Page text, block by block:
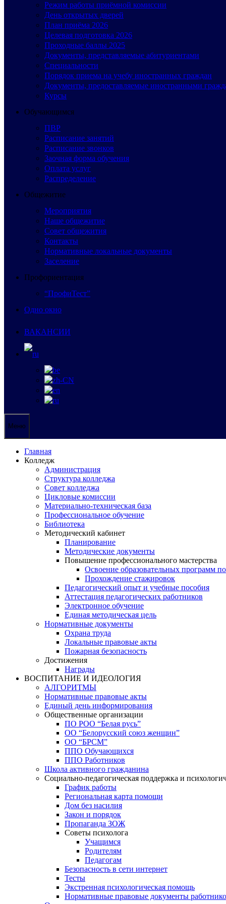
Режим работы приёмной комиссии
День открытых дверей
План приёма 2026
Целевая подготовка 2026
Проходные баллы 2025
Документы, представляемые абитуриентами
Специальности
Порядок приема на учебу иностранных граждан
Документы, предоставляемые иностранными
Курсы
Обучающимся
ПВР
Расписание занятий
Расписание звонков
Заочная форма обучения
Оплата услуг
Распределение
Общежитие
Мероприятия
Наше общежитие
Совет общежития
Контакты
Нормативные локальные документы
Заселение
Профориентация
“ПрофиТест”
Одно окно
ВАКАНСИИ
Меню
Главная
Колледж
Администрация
Структура колледжа
Совет колледжа
Цикловые комиссии
Материально-техническая база
Профессиональное обучение
Библиотека
Методический кабинет
Планирование
Методические документы
Повышение профессионального мастерства
Освоение образовательных программ
Прохождение стажировок
Педагогический опыт и учебные пособия
Аттестация педагогических работников
Электронное обучение
Единая методическая цель
Нормативные документы
Охрана труда
Локальные правовые акты
Пожарная безопасность
Достижения
Награды
ВОСПИТАНИЕ И ИДЕОЛОГИЯ
АЛГОРИТМЫ
Нормативные правовые акты
Единый день информирования
Общественные организации
ПО РОО “Белая русь”
ОО “Белорусский союз женщин”
ОО “БРСМ”
ППО Обучающихся
ППО Работников
Школа активного гражданина
Социально-педагогическая поддержка и
График работы
Региональная карта помощи
Дом без насилия
Закон и порядок
Пропаганда ЗОЖ
Советы психолога
Учащимся
Родителям
Педагогам
Безопасность в сети интернет
Тесты
Экстренная психологическая помощь
Нормативные правовые документы